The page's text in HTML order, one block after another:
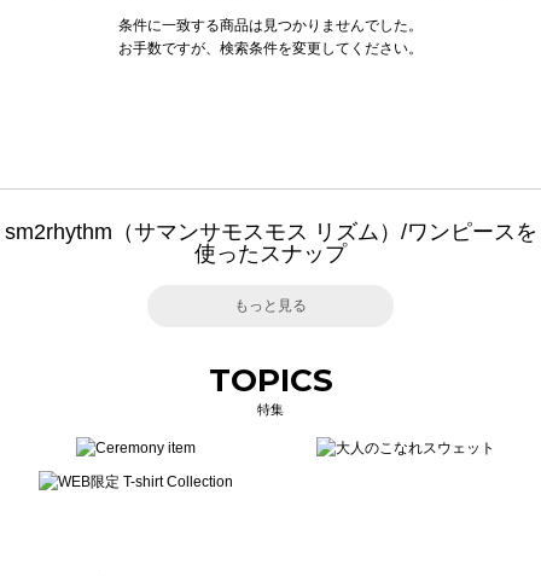
条件に一致する商品は見つかりませんでした。
お手数ですが、検索条件を変更してください。
sm2rhythm（サマンサモスモス リズム）/ワンピースを
使ったスナップ
もっと見る
TOPICS
特集